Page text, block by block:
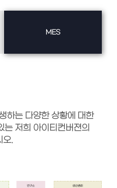
MES
하는 다양한 상황에 대한
는 저희 아이티컨버젼의
오.